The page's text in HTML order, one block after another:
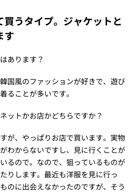
うタイプ。ジャケットと
す
あります？
風のファッションが好きで、遊び
ることが多いです。
トかお店かどちらですか？
、やっぱりお店で買います。実物
わからないですし、見に行くことが
るので。なので、狙っているものが
りします。最近も洋服を見に行っ
のに出会えなかったのですが、そう